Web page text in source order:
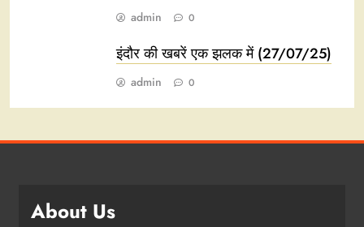
admin 0
इंदौर की खबरें एक झलक में (27/07/25)
admin 0
About Us